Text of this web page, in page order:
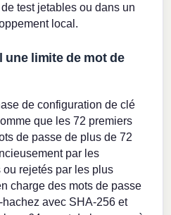
test jetables ou dans un
local.
limite de mot de
de configuration de clé
que les 72 premiers
de passe de plus de 72
par les
rejetés par les plus
charge des mots de passe
avec SHA-256 et